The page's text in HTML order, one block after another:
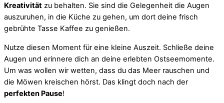
Kreativität zu behalten. Sie sind die Gelegenheit die Augen
auszuruhen, in die Küche zu gehen, um dort deine frisch
gebrühte Tasse Kaffee zu genießen.
Nutze diesen Moment für eine kleine Auszeit. Schließe deine
Augen und erinnere dich an deine erlebten Ostseemomente.
Um was wollen wir wetten, dass du das Meer rauschen und
die Möwen kreischen hörst. Das klingt doch nach der
perfekten Pause!